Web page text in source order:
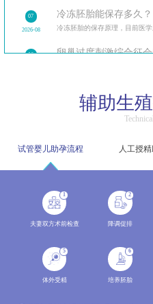
07
2026-08
冷冻胚胎能保存多久？
06 卵巢过度刺激综合征
精子洗涤过程中会损伤
2026-08
06 人工授精和试管婴儿哪
2026-08
冻胚做第三代试管婴
移植后出血是宫外孕吗
辅助生
试管婴儿助孕流程 人工授
1
夫妻双方术前检查
2
降调促排
5
体外受精
6
培养胚胎